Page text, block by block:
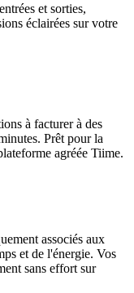
et sorties,
éclairées sur votre
à facturer à des
Prêt pour la
agréée Tiime.
associés aux
et de l'énergie. Vos
sans effort sur